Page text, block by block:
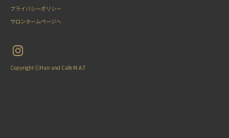
プライバシーポリシー
サロンホームページへ
Copyright ⓒHair and Cafe M.A.T